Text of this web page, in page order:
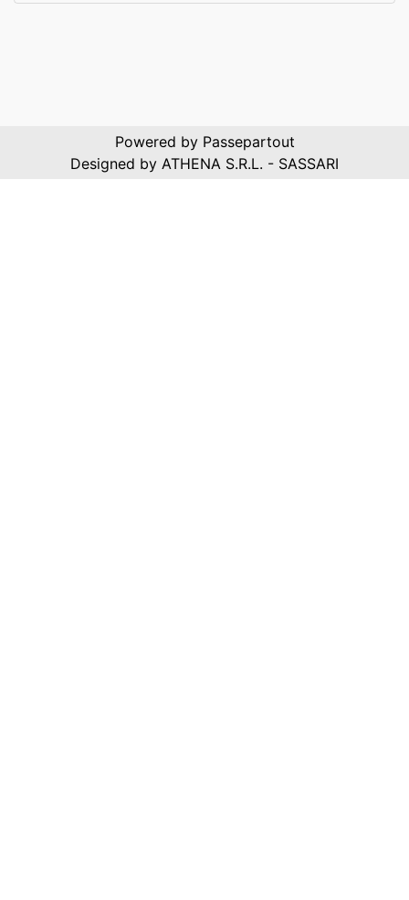
Powered by Passepartout
Designed by ATHENA S.R.L. - SASSARI